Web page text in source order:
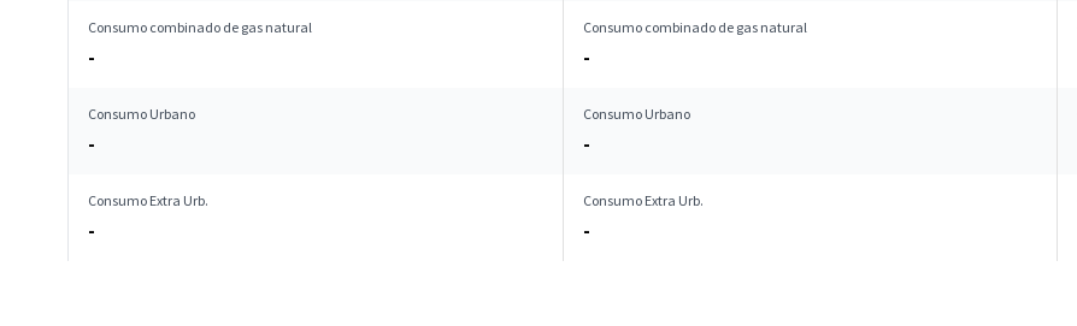
Consumo combinado de gas natural
-
Consumo combinado de gas natural
-
Consumo Urbano
-
Consumo Urbano
-
Consumo Extra Urb.
-
Consumo Extra Urb.
-